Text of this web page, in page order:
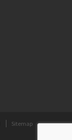
Sitemap